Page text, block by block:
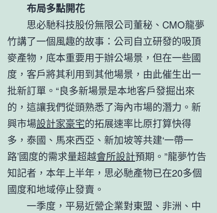
布局多點開花
思必馳科技股份無限公司董秘、CMO龍夢
竹講了一個風趣的故事：公司自立研發的吸頂
麥產物，底本重要用于辦公場景，但在一些國
度，客戶將其利用到其他場景，由此催生出一
批新訂單。“良多新場景是本地客戶發掘出來
的，這讓我們從頭熟悉了海內市場的潛力。新
興市場設計家豪宅的拓展速率比原打算快得
多，泰國、馬來西亞、新加坡等共建‘一帶一
路’國度的需求量超越會所設計預期。”龍夢竹告
知記者，本年上半年，思必馳產物已在20多個
國度和地域停止發賣。
一季度，平易近營企業對東盟、非洲、中